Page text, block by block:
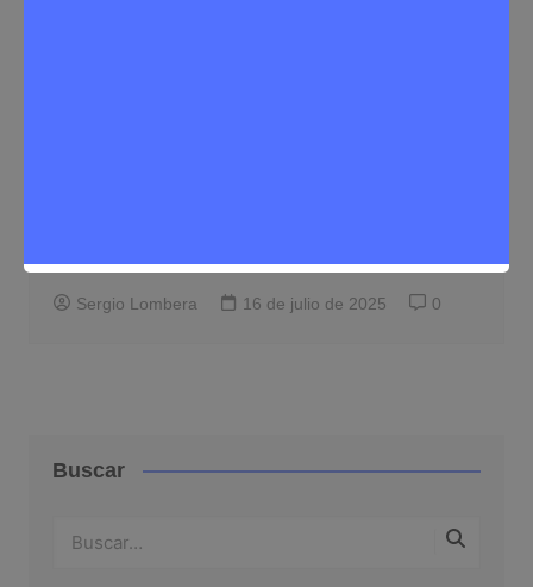
medallas
Sergio Lombera 16 de julio de 2025 0
Buscar